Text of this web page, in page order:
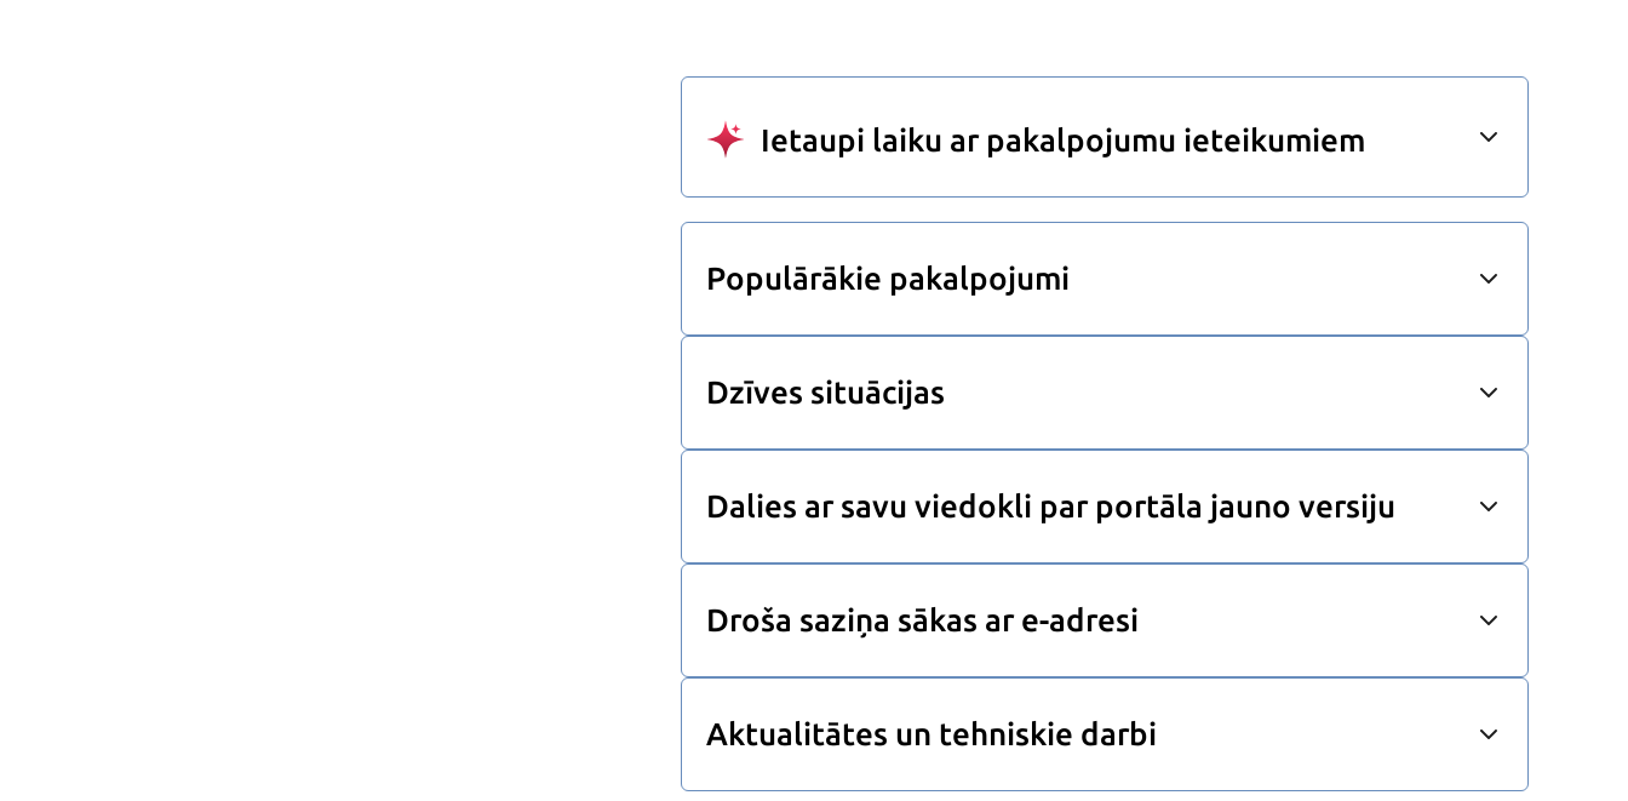
Ietaupi laiku ar pakalpojumu ieteikumiem
Populārākie pakalpojumi
Dzīves situācijas
Dalies ar savu viedokli par portāla jauno versiju
Droša saziņa sākas ar e-adresi
Aktualitātes un tehniskie darbi